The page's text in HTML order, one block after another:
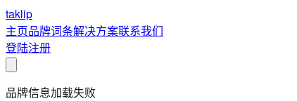
taklip
主页品牌词条解决方案联系我们
登陆注册
品牌信息加载失败